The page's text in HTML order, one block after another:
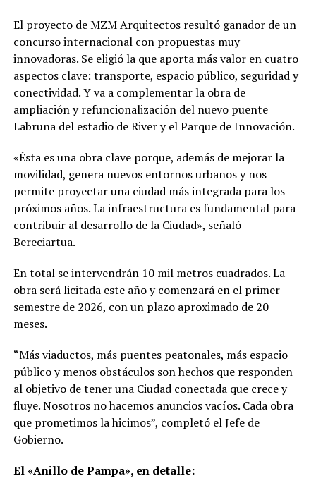
El proyecto de MZM Arquitectos resultó ganador de un
concurso internacional con propuestas muy
innovadoras. Se eligió la que aporta más valor en cuatro
aspectos clave: transporte, espacio público, seguridad y
conectividad. Y va a complementar la obra de
ampliación y refuncionalización del nuevo puente
Labruna del estadio de River y el Parque de Innovación.
«Ésta es una obra clave porque, además de mejorar la
movilidad, genera nuevos entornos urbanos y nos
permite proyectar una ciudad más integrada para los
próximos años. La infraestructura es fundamental para
contribuir al desarrollo de la Ciudad», señaló
Bereciartua.
En total se intervendrán 10 mil metros cuadrados. La
obra será licitada este año y comenzará en el primer
semestre de 2026, con un plazo aproximado de 20
meses.
“Más viaductos, más puentes peatonales, más espacio
público y menos obstáculos son hechos que responden
al objetivo de tener una Ciudad conectada que crece y
fluye. Nosotros no hacemos anuncios vacíos. Cada obra
que prometimos la hicimos”, completó el Jefe de
Gobierno.
El «Anillo de Pampa», en detalle: